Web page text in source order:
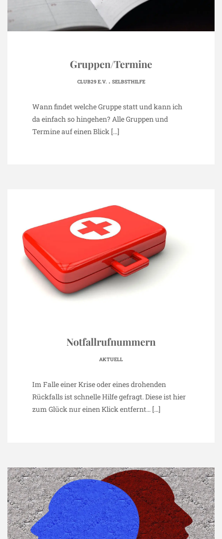
Gruppen/Termine
CLUB29 E.V. . SELBSTHILFE
Wann findet welche Gruppe statt und kann ich
da einfach so hingehen? Alle Gruppen und
Termine auf einen Blick […]
Notfallrufnummern
AKTUELL
Im Falle einer Krise oder eines drohenden
Rückfalls ist schnelle Hilfe gefragt. Diese ist hier
zum Glück nur einen Klick entfernt… […]